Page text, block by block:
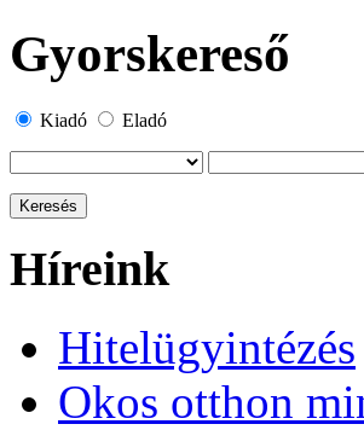
Gyorskereső
Kiadó Eladó
Híreink
Hitelügyintézés
Okos otthon